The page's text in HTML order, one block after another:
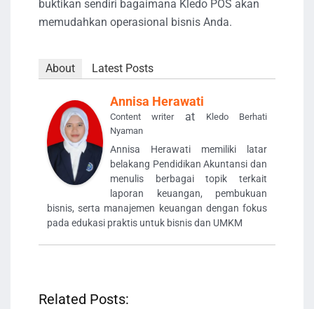
buktikan sendiri bagaimana Kledo POS akan
memudahkan operasional bisnis Anda.
About Latest Posts
Annisa Herawati
Content writerat
Kledo Berhati
Nyaman
Annisa Herawati memiliki latar
belakang Pendidikan Akuntansi dan
menulis berbagai topik terkait
laporan keuangan, pembukuan
bisnis, serta manajemen keuangan dengan fokus
pada edukasi praktis untuk bisnis dan UMKM
Related Posts: